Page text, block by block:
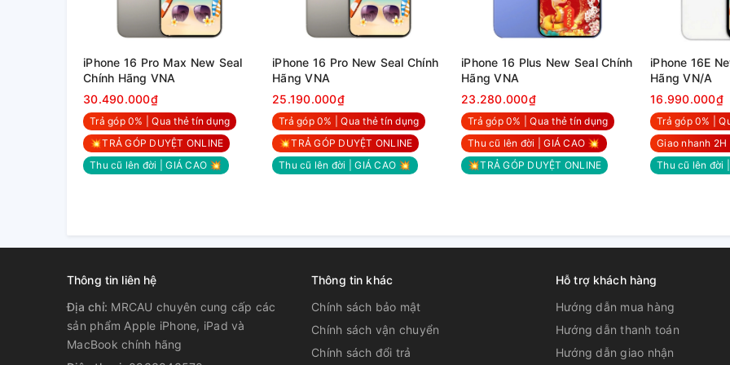
iPhone 16 Pro Max New Seal
Chính Hãng VNA
30.490.000₫
Trả góp 0% | Qua thẻ tín dụng
💥TRẢ GÓP DUYỆT ONLINE
Thu cũ lên đời | GIÁ CAO 💥
iPhone 16 Pro New Seal Chính
Hãng VNA
25.190.000₫
Trả góp 0% | Qua thẻ tín dụng
💥TRẢ GÓP DUYỆT ONLINE
Thu cũ lên đời | GIÁ CAO 💥
iPhone 16 Plus New Seal Chính
Hãng VNA
23.280.000₫
Trả góp 0% | Qua thẻ tín dụng
Thu cũ lên đời | GIÁ CAO 💥
💥TRẢ GÓP DUYỆT ONLINE
iPhone 16E
Hãng VN/A
16.990.000₫
Trả góp 0% |
Giao nhanh 2H
Thu cũ lên đời
Thông tin liên hệ
Địa chỉ: MRCAU chuyên cung cấp các
sản phẩm Apple iPhone, iPad và
MacBook chính hãng
Thông tin khác
Chính sách bảo mật
Chính sách vận chuyển
Chính sách đổi trả
Hỗ trợ khách hàng
Hướng dẫn mua hàng
Hướng dẫn thanh toán
Hướng dẫn giao nhận